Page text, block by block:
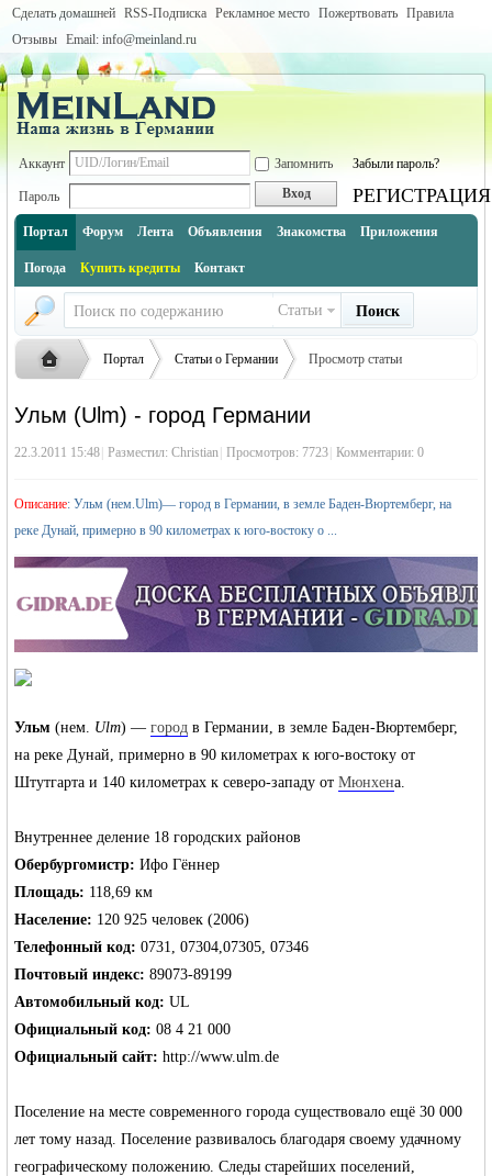
Сделать домашней RSS-Подписка Рекламное место Пожертвовать Правила
Отзывы Email: info@meinland.ru
Аккаунт Запомнить Забыли пароль?
Пароль Вход РЕГИСТРАЦИЯ
Портал Форум Лента Объявления Знакомства Приложения
Погода Купить кредиты Контакт
Статьи Поиск
Русская
жизнь и
объявления в
Германии -
›
Портал
›
Статьи о Германии
›
Баден-Вюртемберг (Baden-Württemberg)
›
Просмотр статьи
Ульм (Ulm) - город Германии
22.3.2011 15:48 Разместил:Christian Просмотров: 7723 Комментарии: 0
Описание: Ульм (нем.Ulm)— город в Германии, в земле Баден-Вюртемберг, на
реке Дунай, примерно в 90 километрах к юго-востоку о ...
Ульм (нем. Ulm) —город в Германии, в земле Баден-Вюртемберг,
на реке Дунай, примерно в 90 километрах к юго-востоку от
Штутгарта и 140 километрах к северо-западу отМюнхена.
Внутреннее деление 18 городских районов
Обербургомистр:Ифо Гённер
Площадь: 118,69 км
Население: 120 925 человек (2006)
Телефонный код: 0731, 07304,07305, 07346
Почтовый индекс: 89073-89199
Автомобильный код: UL
Официальный код: 08 4 21 000
Официальный сайт: http://www.ulm.de
Поселение на месте современного города существовало ещё 30 000
лет тому назад. Поселение развивалось благодаря своему удачному
географическому положению. Следы старейших поселений,